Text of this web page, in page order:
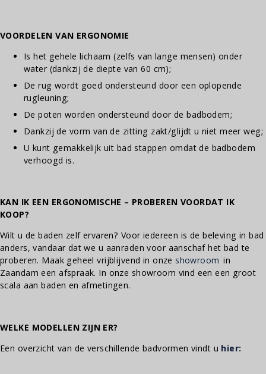
VOORDELEN VAN ERGONOMIE
Is het gehele lichaam (zelfs van lange mensen) onder
water (dankzij de diepte van 60 cm);
De rug wordt goed ondersteund door een oplopende
rugleuning;
De poten worden ondersteund door de badbodem;
Dankzij de vorm van de zitting zakt/glijdt u niet meer weg;
U kunt gemakkelijk uit bad stappen omdat de badbodem
verhoogd is.
KAN IK EEN ERGONOMISCHE – PROBEREN VOORDAT IK
KOOP?
Wilt u de baden zelf ervaren? Voor iedereen is de beleving in bad
anders, vandaar dat we u aanraden voor aanschaf het bad te
proberen. Maak geheel vrijblijvend in onze showroom in
Zaandam een afspraak. In onze showroom vind een een groot
scala aan baden en afmetingen.
WELKE MODELLEN ZIJN ER?
Een overzicht van de verschillende badvormen vindt u hier: